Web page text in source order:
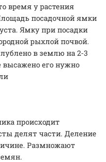
время у растения
посадочной ямки
Ямку при посадки
рыхлой почвой.
в землю на 2-3
высажено его нужно
происходит
делят части. Деление
Размножают